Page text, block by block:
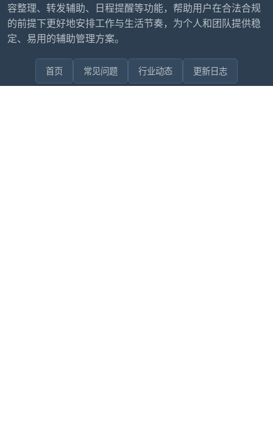
容整理、转发辅助、日程提醒等功能，帮助用户在合法合规
的前提下更好地安排工作与生活节奏，为个人和团队提供稳
定、易用的辅助管理方案。
首页 常见问题 行业动态 更新日志